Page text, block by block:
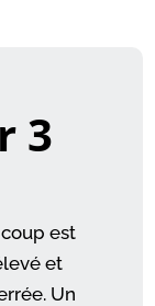
3
est
et
Un